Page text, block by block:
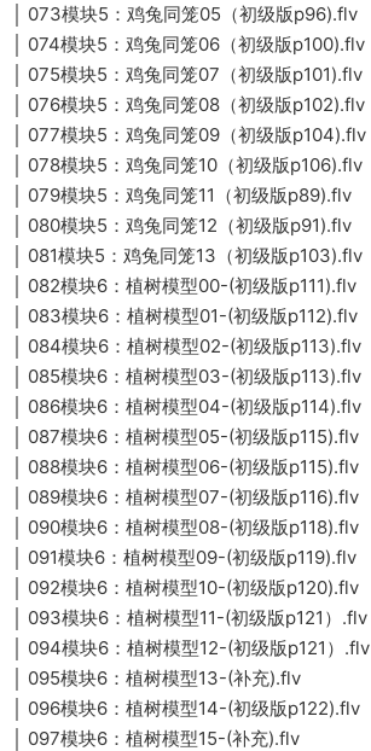
│ 073模块5：鸡兔同笼05（初级版p96).flv
│ 074模块5：鸡兔同笼06（初级版p100).flv
│ 075模块5：鸡兔同笼07（初级版p101).flv
│ 076模块5：鸡兔同笼08（初级版p102).flv
│ 077模块5：鸡兔同笼09（初级版p104).flv
│ 078模块5：鸡兔同笼10（初级版p106).flv
│ 079模块5：鸡兔同笼11（初级版p89).flv
│ 080模块5：鸡兔同笼12（初级版p91).flv
│ 081模块5：鸡兔同笼13（初级版p103).flv
│ 082模块6：植树模型00-(初级版p111).flv
│ 083模块6：植树模型01-(初级版p112).flv
│ 084模块6：植树模型02-(初级版p113).flv
│ 085模块6：植树模型03-(初级版p113).flv
│ 086模块6：植树模型04-(初级版p114).flv
│ 087模块6：植树模型05-(初级版p115).flv
│ 088模块6：植树模型06-(初级版p115).flv
│ 089模块6：植树模型07-(初级版p116).flv
│ 090模块6：植树模型08-(初级版p118).flv
│ 091模块6：植树模型09-(初级版p119).flv
│ 092模块6：植树模型10-(初级版p120).flv
│ 093模块6：植树模型11-(初级版p121）.flv
│ 094模块6：植树模型12-(初级版p121）.flv
│ 095模块6：植树模型13-(补充).flv
│ 096模块6：植树模型14-(初级版p122).flv
│ 097模块6：植树模型15-(补充).flv